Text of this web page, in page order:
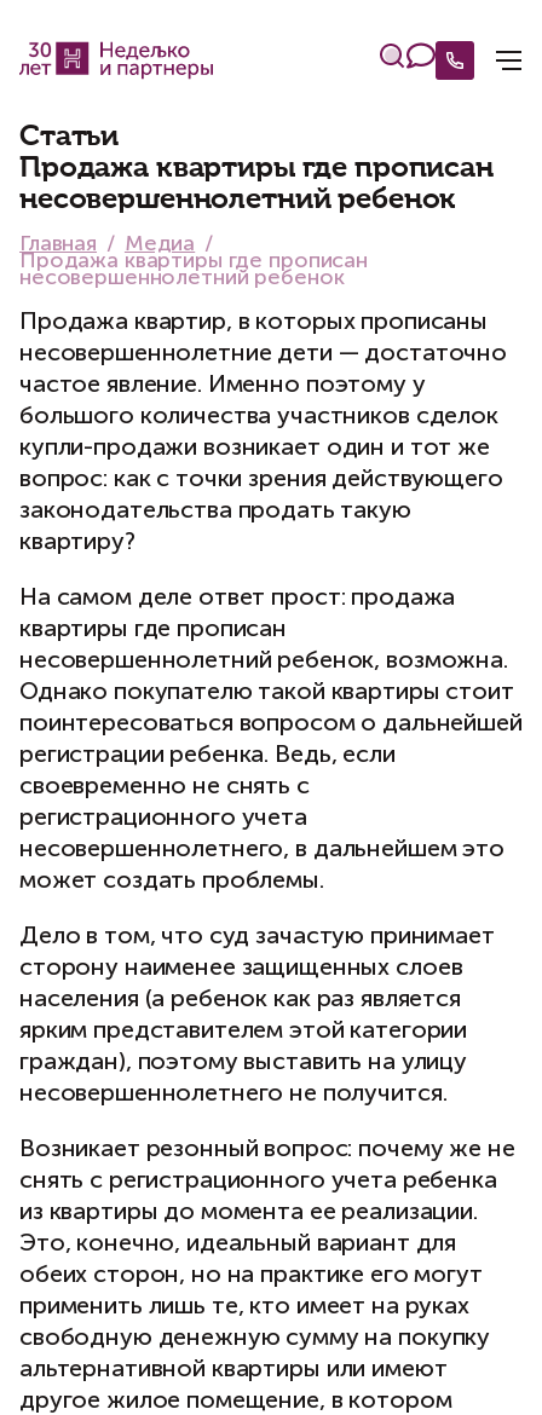
Статьи
Продажа квартиры где прописан
несовершеннолетний ребенок
Главная Медиа
Продажа квартиры где прописан
несовершеннолетний ребенок
Продажа квартир, в которых прописаны
несовершеннолетние дети — достаточно
частое явление. Именно поэтому у
большого количества участников сделок
купли-продажи возникает один и тот же
вопрос: как с точки зрения действующего
законодательства продать такую
квартиру?
На самом деле ответ прост: продажа
квартиры где прописан
несовершеннолетний ребенок, возможна.
Однако покупателю такой квартиры стоит
поинтересоваться вопросом о дальнейшей
регистрации ребенка. Ведь, если
своевременно не снять с
регистрационного учета
несовершеннолетнего, в дальнейшем это
может создать проблемы.
Дело в том, что суд зачастую принимает
сторону наименее защищенных слоев
населения (а ребенок как раз является
ярким представителем этой категории
граждан), поэтому выставить на улицу
несовершеннолетнего не получится.
Возникает резонный вопрос: почему же не
снять с регистрационного учета ребенка
из квартиры до момента ее реализации.
Это, конечно, идеальный вариант для
обеих сторон, но на практике его могут
применить лишь те, кто имеет на руках
свободную денежную сумму на покупку
альтернативной квартиры или имеют
другое жилое помещение, в котором